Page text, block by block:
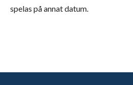
spelas på annat datum.